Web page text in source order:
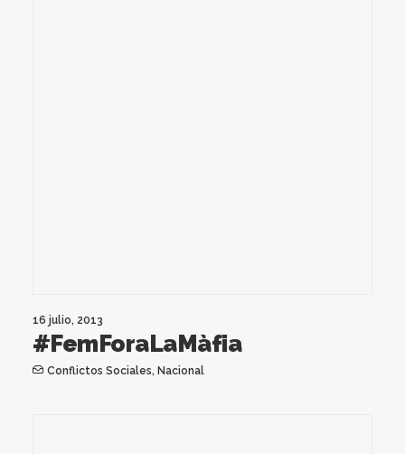
16 julio, 2013
#FemForaLaMàfia
Conflictos Sociales, Nacional